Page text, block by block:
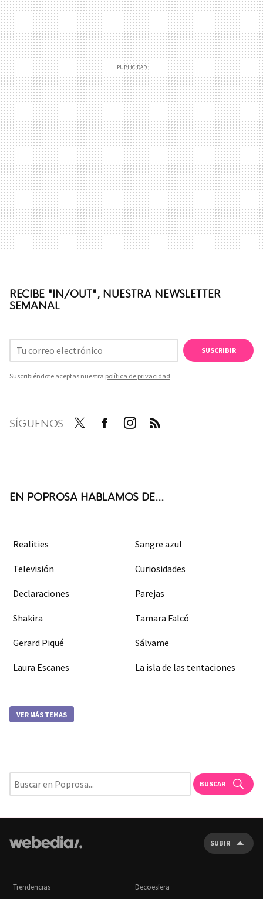
RECIBE "IN/OUT", NUESTRA NEWSLETTER
SEMANAL
SUSCRIBIR
Suscribiéndote aceptas nuestra política de privacidad
SÍGUENOS
EN POPROSA HABLAMOS DE...
Realities Sangre azul
Televisión Curiosidades
Declaraciones Parejas
Shakira Tamara Falcó
Gerard Piqué Sálvame
Laura Escanes La isla de las tentaciones
VER MÁS TEMAS
BUSCAR
SUBIR
Trendencias Decoesfera